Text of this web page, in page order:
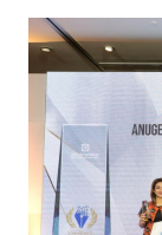
WN
RIAU
SERAMBI
WN
JAMBI